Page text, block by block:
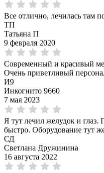
Все отлично, лечилась там
ТП
Татьяна П
9 февраля 2020
Современный и красивый
Очень приветливый
И9
Инкогнито 9660
7 мая 2023
Я тут лечил желудок и
быстро. Оборудование тут
СД
Светлана Дружинина
16 августа 2022